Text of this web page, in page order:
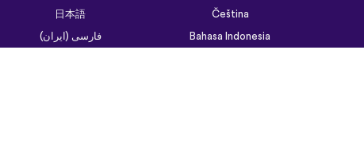
Українська
العربية الرسمية الحديثة